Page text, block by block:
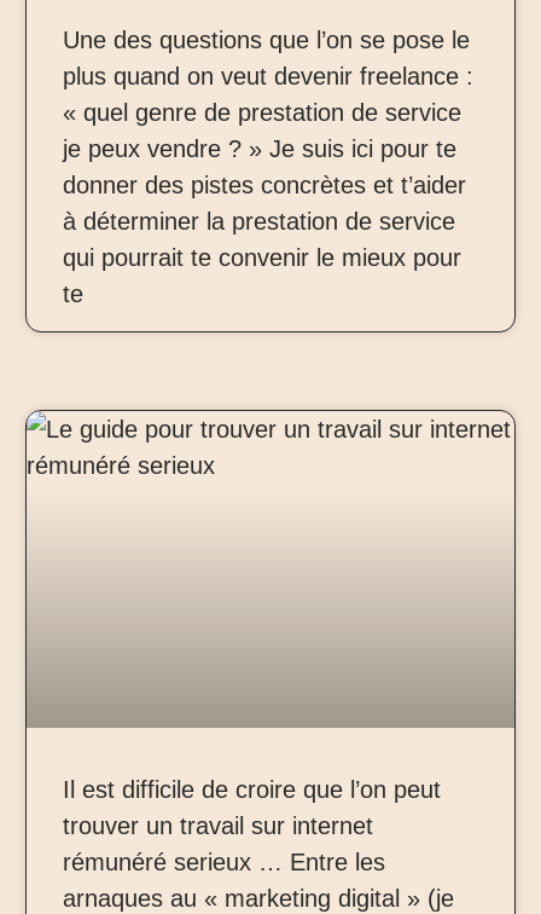
Une des questions que l’on se pose le
plus quand on veut devenir freelance :
« quel genre de prestation de service
je peux vendre ? » Je suis ici pour te
donner des pistes concrètes et t’aider
à déterminer la prestation de service
qui pourrait te convenir le mieux pour
te
Il est difficile de croire que l’on peut
trouver un travail sur internet
rémunéré serieux … Entre les
arnaques au « marketing digital » (je